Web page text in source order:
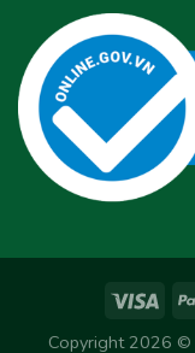
Copyright 2026 ©